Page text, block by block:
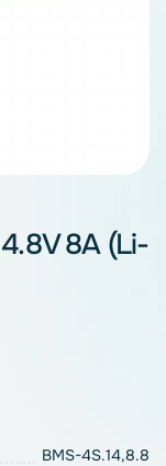
8A (Li-
BMS-4S.14,8.8